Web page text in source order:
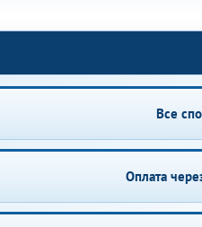
Все
Оплата